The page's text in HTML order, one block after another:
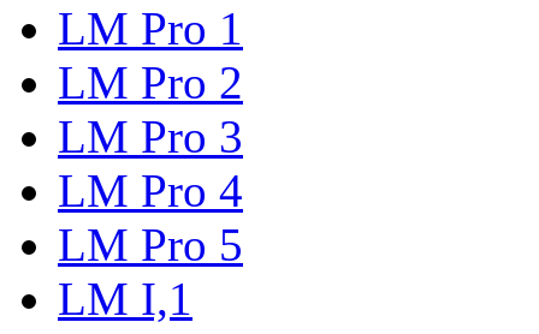
LM Pro 1
LM Pro 2
LM Pro 3
LM Pro 4
LM Pro 5
LM I,1